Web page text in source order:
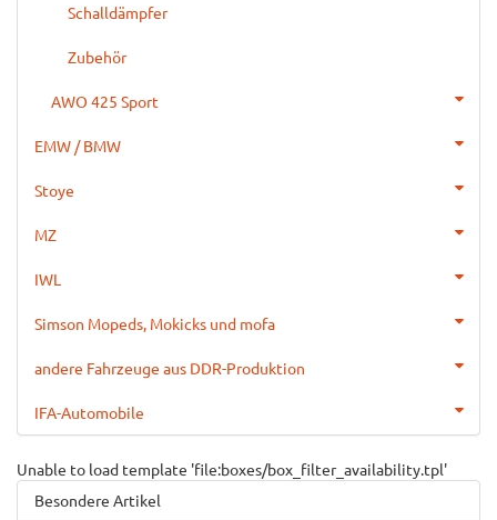
Schalldämpfer
Zubehör
AWO 425 Sport
EMW / BMW
Stoye
MZ
IWL
Simson Mopeds, Mokicks und mofa
andere Fahrzeuge aus DDR-Produktion
IFA-Automobile
Unable to load template 'file:boxes/box_filter_availability.tpl'
Besondere Artikel